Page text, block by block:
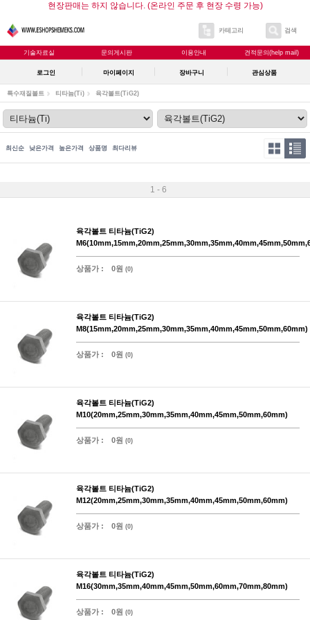
현장판매는 하지 않습니다. (온라인 주문 후 현장 수령 가능)
카테고리 검색
기술자료실 문의게시판 이용안내 견적문의(help mail)
로그인 마이페이지 장바구니 관심상품
특수재질볼트 티타늄(Ti) 육각볼트(TiG2)
최신순 낮은가격 높은가격 상품명 최다리뷰
1 - 6
육각볼트 티타늄(TiG2)
상품가 : 0원 (0)
육각볼트 티타늄(TiG2)
M8(15mm,20mm,25mm,30mm,35mm,40mm,45mm,50mm,60mm)
상품가 : 0원 (0)
육각볼트 티타늄(TiG2)
M10(20mm,25mm,30mm,35mm,40mm,45mm,50mm,60mm)
상품가 : 0원 (0)
육각볼트 티타늄(TiG2)
M12(20mm,25mm,30mm,35mm,40mm,45mm,50mm,60mm)
상품가 : 0원 (0)
육각볼트 티타늄(TiG2)
M16(30mm,35mm,40mm,45mm,50mm,60mm,70mm,80mm)
상품가 : 0원 (0)